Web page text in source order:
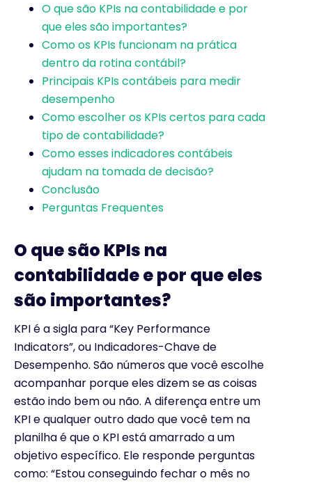
O que são KPIs na contabilidade e por
que eles são importantes?
Como os KPIs funcionam na prática
dentro da rotina contábil?
Principais KPIs contábeis para medir
desempenho
Como escolher os KPIs certos para cada
tipo de contabilidade?
Como esses indicadores contábeis
ajudam na tomada de decisão?
Conclusão
Perguntas Frequentes
O que são KPIs na
contabilidade e por que eles
são importantes?
KPI é a sigla para “Key Performance
Indicators”, ou Indicadores-Chave de
Desempenho. São números que você escolhe
acompanhar porque eles dizem se as coisas
estão indo bem ou não. A diferença entre um
KPI e qualquer outro dado que você tem na
planilha é que o KPI está amarrado a um
objetivo específico. Ele responde perguntas
como: “Estou conseguindo fechar o mês no